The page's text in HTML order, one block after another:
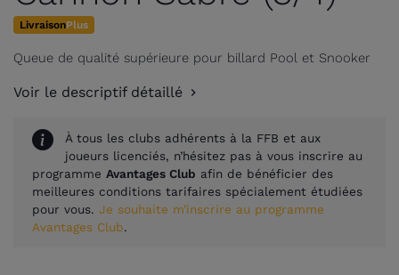
LivraisonPlus
Queue de qualité supérieure pour billard Pool et Snooker
Voir le descriptif détaillé
À tous les clubs adhérents à la FFB et aux
joueurs licenciés, n’hésitez pas à vous inscrire au
programme Avantages Club afin de bénéficier des
meilleures conditions tarifaires spécialement étudiées
pour vous. Je souhaite m’inscrire au programme
Avantages Club.